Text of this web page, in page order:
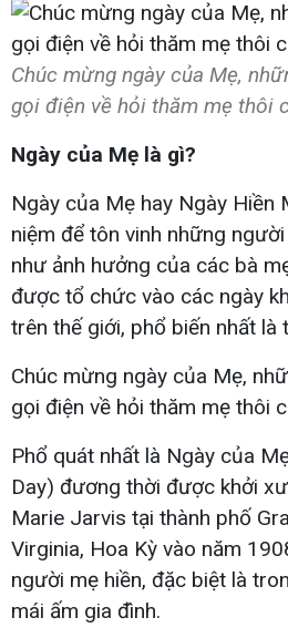
Chúc mừng ngày của Mẹ,
gọi điện về hỏi thăm mẹ thôi
Ngày của Mẹ là gì?
Ngày của Mẹ hay Ngày Hiền
niệm để tôn vinh những
như ảnh hưởng của các bà
được tổ chức vào các ngày
trên thế giới, phổ biến nhất là
Chúc mừng ngày của Mẹ,
gọi điện về hỏi thăm mẹ thôi
Phổ quát nhất là Ngày của
Day) đương thời được khởi
Marie Jarvis tại thành phố
Virginia, Hoa Kỳ vào năm
người mẹ hiền, đặc biệt là
mái ấm gia đình.